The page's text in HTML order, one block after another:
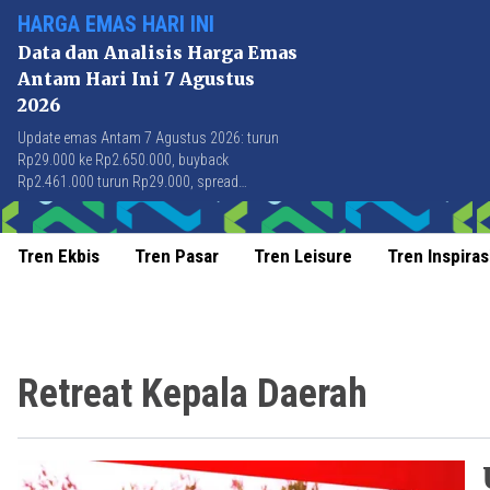
HARGA EMAS HARI INI
Data dan Analisis Harga Emas
Antam Hari Ini 7 Agustus
2026
Update emas Antam 7 Agustus 2026: turun
Rp29.000 ke Rp2.650.000, buyback
Rp2.461.000 turun Rp29.000, spread
Rp189.000 stabil di level terbaik sejak April
2026.
Tren Ekbis Tren Pasar Tren Leisure Tren
Retreat Kepala Daerah